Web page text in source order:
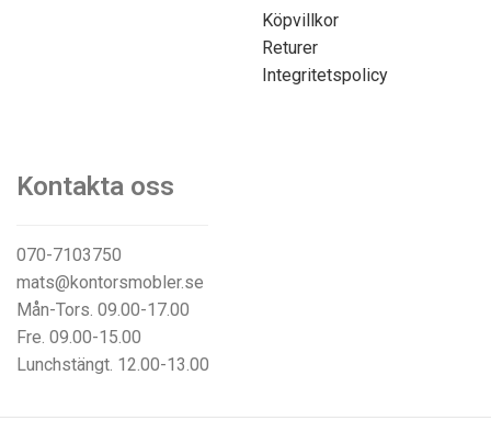
Köpvillkor
Returer
Integritetspolicy
Kontakta oss
070-7103750
mats@kontorsmobler.se
Mån-Tors. 09.00-17.00
Fre. 09.00-15.00
Lunchstängt. 12.00-13.00